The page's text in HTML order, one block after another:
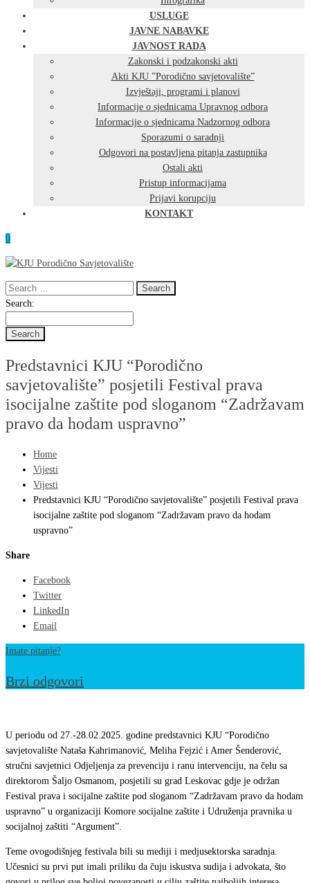
USLUGE
JAVNE NABAVKE
JAVNOST RADA
Zakonski i podzakonski akti
Akti KJU ”Porodično savjetovalište”
Izvještaji, programi i planovi
Informacije o sjednicama Upravnog odbora
Informacije o sjednicama Nadzornog odbora
Sporazumi o saradnji
Odgovori na postavljena pitanja zastupnika
Ostali akti
Pristup informacijama
Prijavi korupciju
KONTAKT
0
Search
for:
Search
Search:
Predstavnici KJU “Porodično
savjetovalište” posjetili Festival prava
isocijalne zaštite pod sloganom “Zadržavam
pravo da hodam uspravno”
Home
Vijesti
Vijesti
Predstavnici KJU “Porodično savjetovalište” posjetili Festival prava
isocijalne zaštite pod sloganom “Zadržavam pravo da hodam
uspravno”
Share
Facebook
Twitter
LinkedIn
Email
Imate pitanje?
Brzi odgovori
KJU
“Porodično
savjetovalište”
posjetili
Festival
prava
isocijalne
zaštite
U periodu od 27.-28.02.2025. godine predstavnici KJU “Porodično
savjetovalište Nataša Kahrimanović, Meliha Fejzić i Amer Šenderović,
stručni savjetnici Odjeljenja za prevenciju i ranu intervenciju, na čelu sa
direktorom Šaljo Osmanom, posjetili su grad Leskovac gdje je održan
Festival prava i socijalne zaštite pod sloganom “Zadržavam pravo da hodam
uspravno” u organizaciji Komore socijalne zaštite i Udruženja pravnika u
socijalnoj zaštiti “Argument”.
Teme ovogodišnjeg festivala bili su mediji i medjusektorska saradnja.
Učesnici su prvi put imali priliku da čuju iskustva sudija i advokata, što